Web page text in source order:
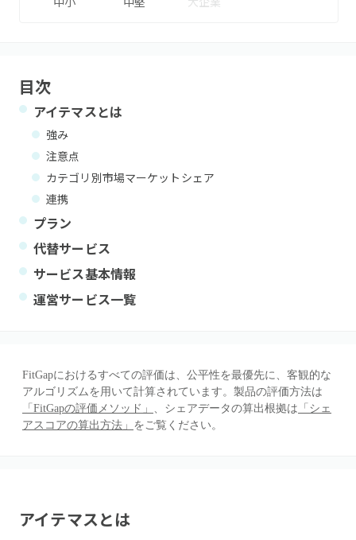
目次
アイテマスとは
強み
注意点
カテゴリ別市場マーケットシェア
連携
プラン
代替サービス
サービス基本情報
運営サービス一覧
FitGapにおけるすべての評価は、公平性を最優先に、客観的な
アルゴリズムを用いて計算されています。製品の評価方法は
「FitGapの評価メソッド」 、シェアデータの算出根拠は 「シェ
アスコアの算出方法」 をご覧ください。
アイテマスとは